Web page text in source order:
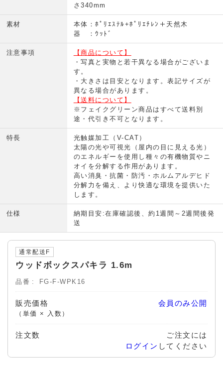
さ340mm
素材
本体：ﾎﾟﾘｴｽﾃﾙ+ﾎﾟﾘｴﾁﾚﾝ＋天然木
器 ：ｳｯﾄﾞ
注意事項
【商品について】
・写真と実物と若干異なる場合がございま
す。
・大きさは目安となります。表記サイズが
異なる場合があります。
【送料について】
※フェイクグリーン商品はすべて送料別
途・代引き不可となります。
特長
光触媒加工（V-CAT）
太陽の光や可視光（屋内の目に見える光）
のエネルギーを使用し種々の有機物質やニ
オイを分解する作用があります。
高い消臭・抗菌・防汚・ホルムアルデヒド
分解力を備え、より快適な環境を提供いた
します。
仕様
納期目安:在庫確認後、約1週間～2週間後発
送
通常配送F
ウッドボックスパキラ 1.6m
品番 FG-F-WPK16
販売価格
（単価 × 入数）
会員のみ公開
注文数
ご注文には
ログイン してください